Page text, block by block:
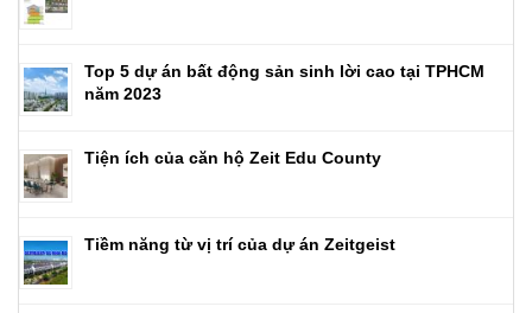
Top 5 dự án bất động sản sinh lời cao tại TPHCM
năm 2023
Tiện ích của căn hộ Zeit Edu County
Tiềm năng từ vị trí của dự án Zeitgeist